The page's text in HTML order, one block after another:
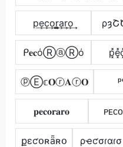
p͢e͢c͢o͢r̳͢a͢r͢o͢
ᑭ𝐞𝐜όⓇⓐⓇό
ⓟⒺ𝕔𝐎ⓡ𝐀ⓡ𝐎
𝐩𝐞𝐜𝐨𝐫𝐚𝐫𝐨
քɛƈօʀǟʀօ ρҽƈσɾαɾσ